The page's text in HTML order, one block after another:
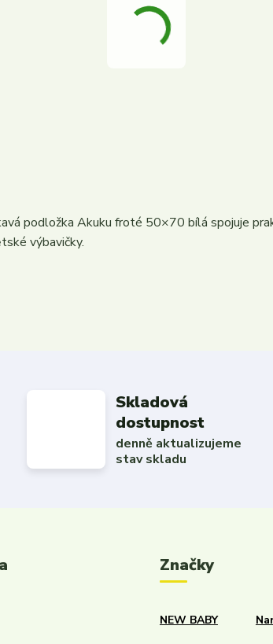
podložka Akuku froté 50×70 bílá spojuje
výbavičky.
Skladová
dostupnost
denně aktualizujeme
stav skladu
Značky
NEW BABY